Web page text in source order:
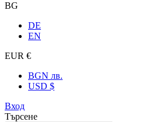
BG
DE
EN
EUR €
BGN лв.
USD $
Вход
Търсене